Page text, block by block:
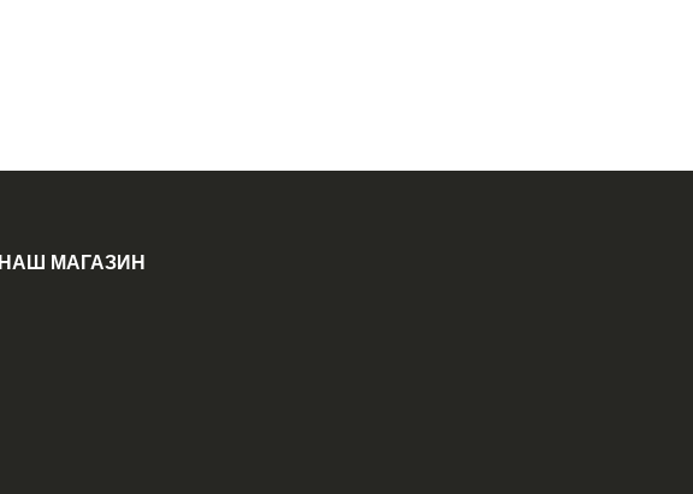
НАШ МАГАЗИН